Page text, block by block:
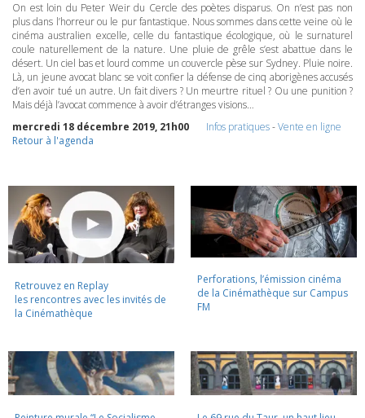
On est loin du Peter Weir du Cercle des poètes disparus. On n’est pas non
plus dans l’horreur ou le pur fantastique. Nous sommes dans cette veine où le
cinéma australien excelle, celle du fantastique écologique, où le surnaturel
coule naturellement de la nature. Une pluie de grêle s’est abattue dans le
désert. Un ciel bas et lourd comme un couvercle pèse sur Sydney. Pluie noire.
Là, un jeune avocat blanc se voit confier la défense de cinq aborigènes accusés
d’en avoir tué un autre. Un fait divers ? Un meurtre rituel ? Ou une punition ?
Mais déjà l’avocat commence à avoir d’étranges visions…
mercredi 18 décembre 2019, 21h00
Infos pratiques-Vente en ligne
Retour à l'agenda
Retrouvez en Replay
les rencontres avec les invités de
la Cinémathèque
Perforations, l’émission cinéma
de la Cinémathèque sur Campus
FM